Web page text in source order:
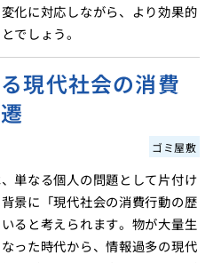
化に対応しながら、より効果的
でしょう。
現代社会の消費
ゴミ屋敷
単なる個人の問題として片付け
景に「現代社会の消費行動の歴
ると考えられます。物が大量生
った時代から、情報過多の現代